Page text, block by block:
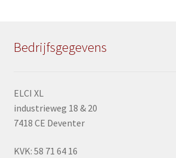
Bedrijfsgegevens
ELCI XL
industrieweg 18 & 20
7418 CE Deventer
KVK: 58 71 64 16